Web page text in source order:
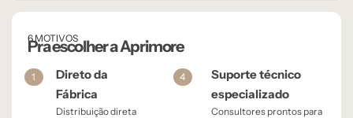
6 MOTIVOS
Pra escolher a Aprimore
1
Direto da
Fábrica
Distribuição direta
4
Suporte técnico
especializado
Consultores prontos para